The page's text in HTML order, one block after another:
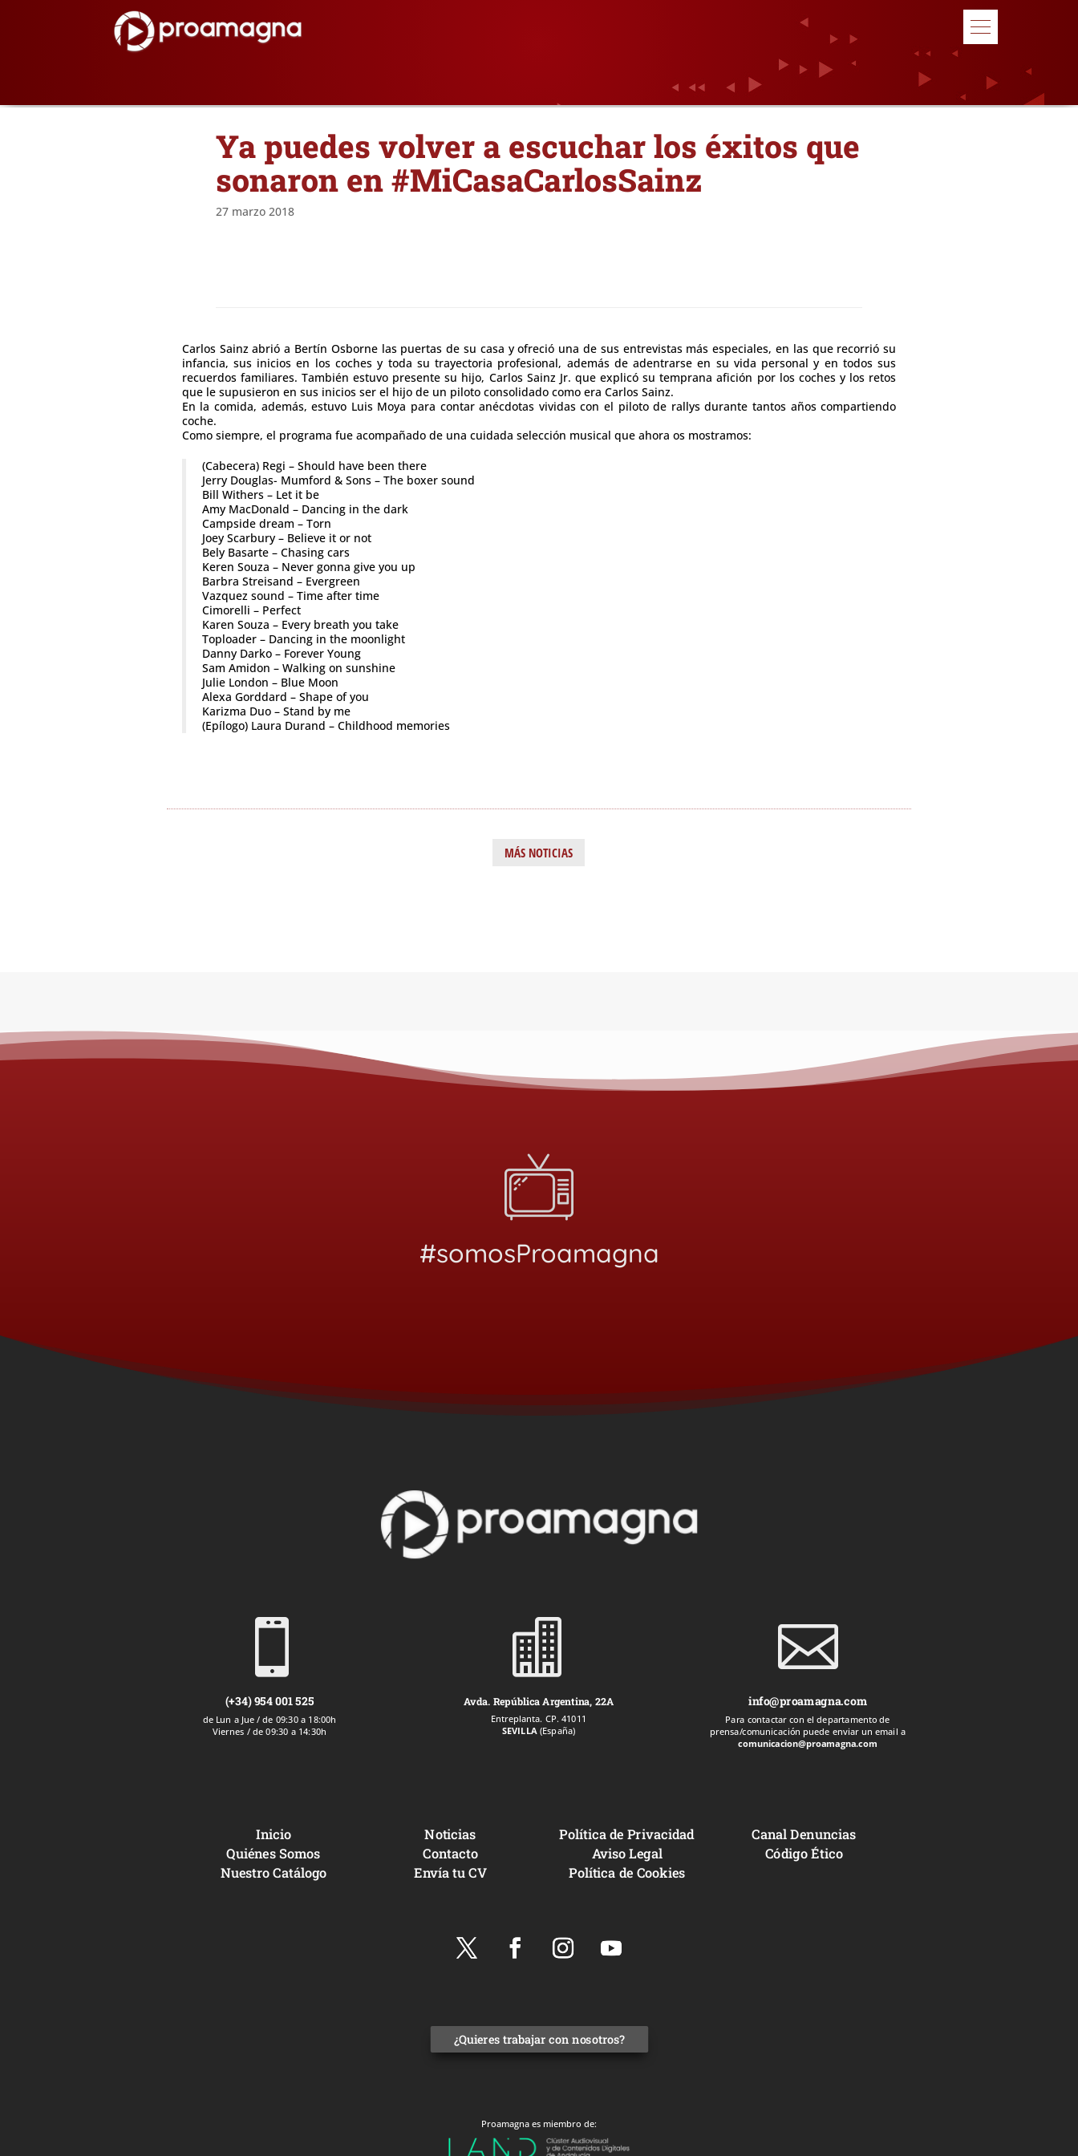
Ya puedes volver a escuchar los éxitos que
sonaron en #MiCasaCarlosSainz
27 marzo 2018
Carlos Sainz abrió a Bertín Osborne las puertas de su casa y ofreció una de sus entrevistas más especiales, en las que recorrió su
infancia, sus inicios en los coches y toda su trayectoria profesional, además de adentrarse en su vida personal y en todos sus
recuerdos familiares. También estuvo presente su hijo, Carlos Sainz Jr. que explicó su temprana afición por los coches y los retos
que le supusieron en sus inicios ser el hijo de un piloto consolidado como era Carlos Sainz.
En la comida, además, estuvo Luis Moya para contar anécdotas vividas con el piloto de rallys durante tantos años compartiendo
coche.
Como siempre, el programa fue acompañado de una cuidada selección musical que ahora os mostramos:
(Cabecera) Regi – Should have been there
Jerry Douglas- Mumford & Sons – The boxer sound
Bill Withers – Let it be
Amy MacDonald – Dancing in the dark
Campside dream – Torn
Joey Scarbury – Believe it or not
Bely Basarte – Chasing cars
Keren Souza – Never gonna give you up
Barbra Streisand – Evergreen
Vazquez sound – Time after time
Cimorelli – Perfect
Karen Souza – Every breath you take
Toploader – Dancing in the moonlight
Danny Darko – Forever Young
Sam Amidon – Walking on sunshine
Julie London – Blue Moon
Alexa Gorddard – Shape of you
Karizma Duo – Stand by me
(Epílogo) Laura Durand – Childhood memories
MÁS NOTICIAS
#somosProamagna

(+34) 954 001 525
de Lun a Jue / de 09:30 a 18:00h
Viernes / de 09:30 a 14:30h

Avda. República Argentina, 22A
Entreplanta. CP. 41011
SEVILLA (España)

info@proamagna.com
Para contactar con el departamento de
prensa/comunicación puede enviar un email a
comunicacion@proamagna.com
Inicio
Quiénes Somos
Nuestro Catálogo
Noticias
Contacto
Envía tu CV
Política de Privacidad
Aviso Legal
Política de Cookies
Canal Denuncias
Código Ético
¿Quieres trabajar con nosotros?
Proamagna es miembro de: